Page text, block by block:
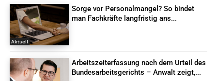
Aktuell
Sorge vor Personalmangel? So bindet
man Fachkräfte langfristig ans...
Arbeitszeiterfassung nach dem Urteil des
Bundesarbeitsgerichts – Anwalt zeigt,...